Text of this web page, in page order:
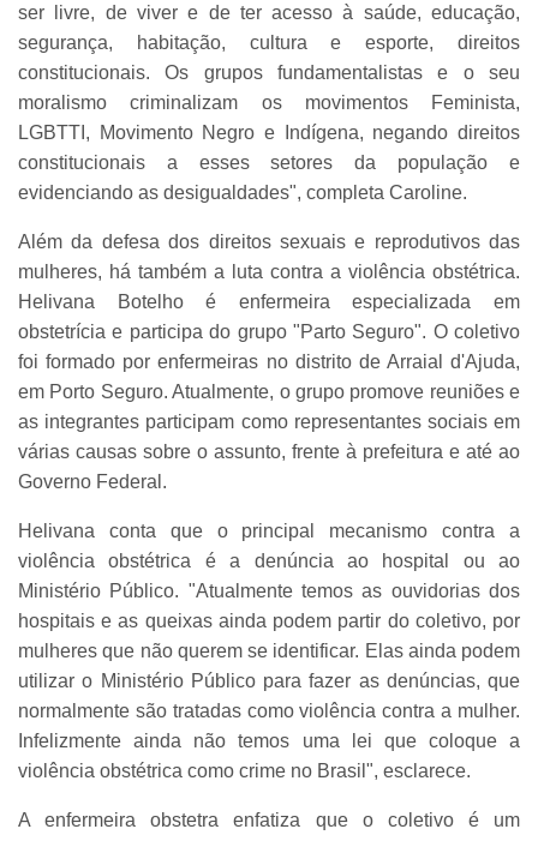
ser livre, de viver e de ter acesso à saúde, educação,
segurança, habitação, cultura e esporte, direitos
constitucionais. Os grupos fundamentalistas e o seu
moralismo criminalizam os movimentos Feminista,
LGBTTI, Movimento Negro e Indígena, negando direitos
constitucionais a esses setores da população e
evidenciando as desigualdades", completa Caroline.
Além da defesa dos direitos sexuais e reprodutivos das
mulheres, há também a luta contra a violência obstétrica.
Helivana Botelho é enfermeira especializada em
obstetrícia e participa do grupo "Parto Seguro". O coletivo
foi formado por enfermeiras no distrito de Arraial d'Ajuda,
em Porto Seguro. Atualmente, o grupo promove reuniões e
as integrantes participam como representantes sociais em
várias causas sobre o assunto, frente à prefeitura e até ao
Governo Federal.
Helivana conta que o principal mecanismo contra a
violência obstétrica é a denúncia ao hospital ou ao
Ministério Público. "Atualmente temos as ouvidorias dos
hospitais e as queixas ainda podem partir do coletivo, por
mulheres que não querem se identificar. Elas ainda podem
utilizar o Ministério Público para fazer as denúncias, que
normalmente são tratadas como violência contra a mulher.
Infelizmente ainda não temos uma lei que coloque a
violência obstétrica como crime no Brasil", esclarece.
A enfermeira obstetra enfatiza que o coletivo é um